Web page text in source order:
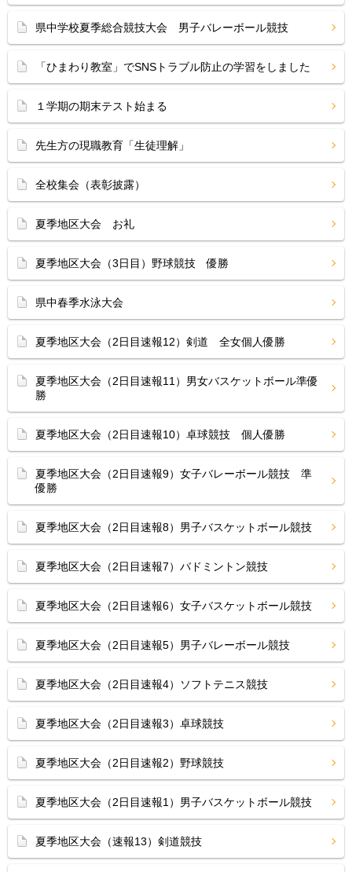
県中学校夏季総合競技大会 男子バレーボール競技
「ひまわり教室」でSNSトラブル防止の学習をしました
１学期の期末テスト始まる
先生方の現職教育「生徒理解」
全校集会（表彰披露）
夏季地区大会 お礼
夏季地区大会（3日目）野球競技 優勝
県中春季水泳大会
夏季地区大会（2日目速報12）剣道 全女個人優勝
夏季地区大会（2日目速報11）男女バスケットボール準優
勝
夏季地区大会（2日目速報10）卓球競技 個人優勝
夏季地区大会（2日目速報9）女子バレーボール競技 準
優勝
夏季地区大会（2日目速報8）男子バスケットボール競技
夏季地区大会（2日目速報7）バドミントン競技
夏季地区大会（2日目速報6）女子バスケットボール競技
夏季地区大会（2日目速報5）男子バレーボール競技
夏季地区大会（2日目速報4）ソフトテニス競技
夏季地区大会（2日目速報3）卓球競技
夏季地区大会（2日目速報2）野球競技
夏季地区大会（2日目速報1）男子バスケットボール競技
夏季地区大会（速報13）剣道競技